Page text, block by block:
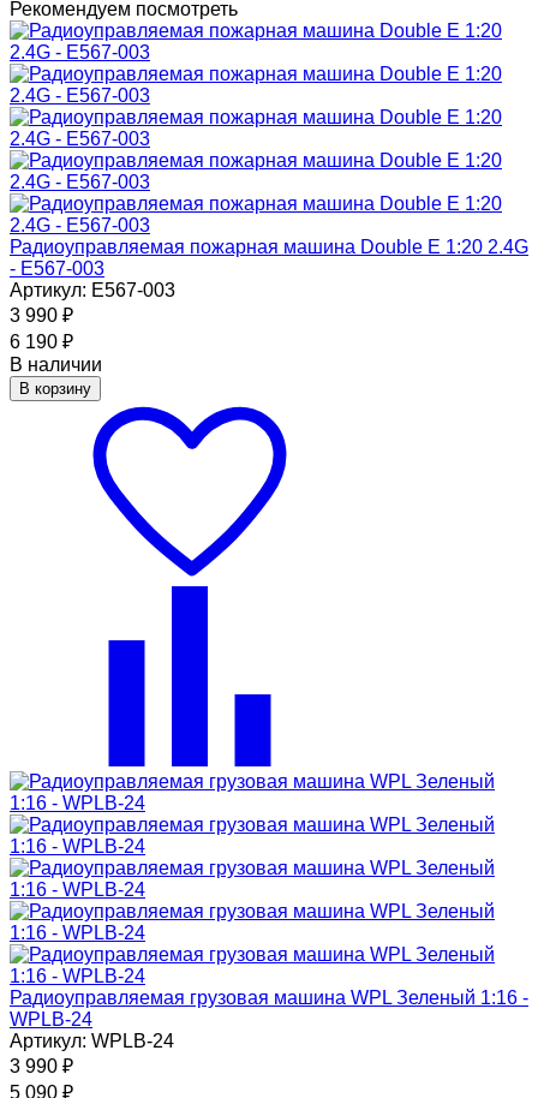
Рекомендуем посмотреть
Радиоуправляемая пожарная машина Double E 1:20 2.4G
- E567-003
Артикул: E567-003
3 990 ₽
6 190 ₽
В наличии
В корзину
Радиоуправляемая грузовая машина WPL Зеленый 1:16 -
WPLB-24
Артикул: WPLB-24
3 990 ₽
5 090 ₽